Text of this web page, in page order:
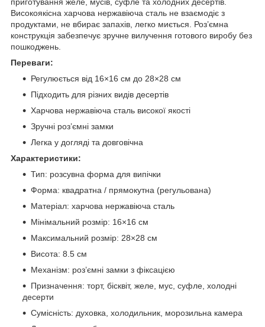
Високоякісна харчова нержавіюча сталь не взаємодіє з
продуктами, не вбирає запахів, легко миється. Роз’ємна
конструкція забезпечує зручне вилучення готового виробу без
пошкоджень.
Переваги:
Регулюється від 16×16 см до 28×28 см
Підходить для різних видів десертів
Харчова нержавіюча сталь високої якості
Зручні роз’ємні замки
Легка у догляді та довговічна
Характеристики:
Тип: розсувна форма для випічки
Форма: квадратна / прямокутна (регульована)
Матеріал: харчова нержавіюча сталь
Мінімальний розмір: 16×16 см
Максимальний розмір: 28×28 см
Висота: 8.5 см
Механізм: роз’ємні замки з фіксацією
Призначення: торт, бісквіт, желе, мус, суфле, холодні
десерти
Сумісність: духовка, холодильник, морозильна камера